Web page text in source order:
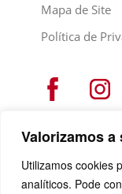
Valorizamos
Utilizamos cookies
analíticos. Pode
Mapa de Site
Política de